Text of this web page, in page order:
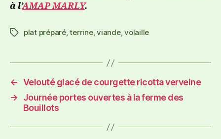
à l’AMAP MARLY.
plat préparé,terrine,viande,volaille
← Velouté glacé de courgette ricotta verveine
→
Journée portes ouvertes à la ferme des
Bouillots